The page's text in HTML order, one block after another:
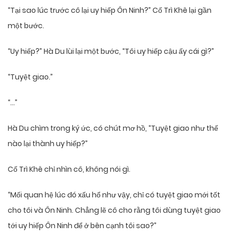
“Tại sao lúc trước cô lại uy hiếp Ôn Ninh?” Cố Trì Khê lại gần
một bước.
“Uy hiếp?” Hà Du lùi lại một bước, “Tôi uy hiếp cậu ấy cái gì?”
“Tuyệt giao.”
“…”
Hà Du chìm trong ký ức, có chút mơ hồ, “Tuyệt giao như thế
nào lại thành uy hiếp?”
Cố Trì Khê chỉ nhìn cô, không nói gì.
“Mối quan hệ lúc đó xấu hổ như vậy, chỉ có tuyệt giao mới tốt
cho tôi và Ôn Ninh. Chẳng lẽ cô cho rằng tôi dùng tuyệt giao
tới uy hiếp Ôn Ninh để ở bên cạnh tôi sao?”